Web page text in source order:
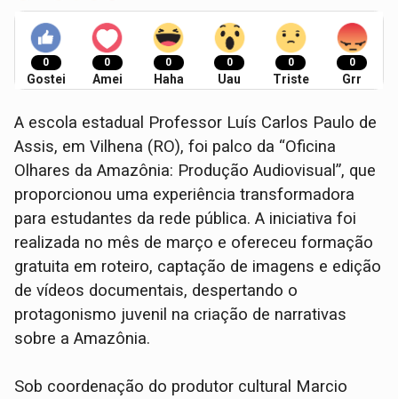
0
Gostei
0
Amei
0
Haha
0
Uau
0
Triste
0
Grr
A escola estadual Professor Luís Carlos Paulo de
Assis, em Vilhena (RO), foi palco da “Oficina
Olhares da Amazônia: Produção Audiovisual”, que
proporcionou uma experiência transformadora
para estudantes da rede pública. A iniciativa foi
realizada no mês de março e ofereceu formação
gratuita em roteiro, captação de imagens e edição
de vídeos documentais, despertando o
protagonismo juvenil na criação de narrativas
sobre a Amazônia.
Sob coordenação do produtor cultural Marcio